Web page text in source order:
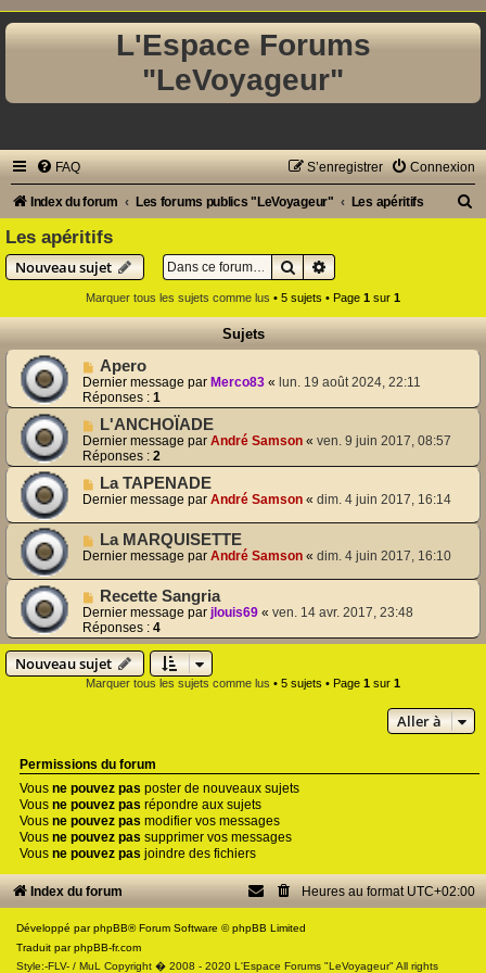
L'Espace Forums
"LeVoyageur"
FAQ Connexion
S’enregistrer
Index du forum Les forums publics "LeVoyageur" Les apéritifs
e
h
Les apéritifs
Nouveau sujet
RechercherRecherche avancée
Marquer tous les sujets comme lus • 5 sujets • Page 1 sur 1
Sujets
Apero
Dernier message par Merco83 « lun. 19 août 2024, 22:11
Réponses : 1
L'ANCHOÏADE
Dernier message par André Samson « ven. 9 juin 2017, 08:57
Réponses : 2
La TAPENADE
Dernier message par André Samson « dim. 4 juin 2017, 16:14
La MARQUISETTE
Dernier message par André Samson « dim. 4 juin 2017, 16:10
Recette Sangria
Dernier message par jlouis69 « ven. 14 avr. 2017, 23:48
Réponses : 4
Nouveau sujet
Marquer tous les sujets comme lus • 5 sujets • Page 1 sur 1
Aller à
Permissions du forum
Vous ne pouvez pas poster de nouveaux sujets
Vous ne pouvez pas répondre aux sujets
Vous ne pouvez pas modifier vos messages
Vous ne pouvez pas supprimer vos messages
Vous ne pouvez pas joindre des fichiers
Index du forum Heures au format UTC+02:00
Développé parphpBB® Forum Software © phpBB Limited
Traduit parphpBB-fr.com
Style:-FLV- / MuL Copyright � 2008 - 2020 L'Espace Forums "LeVoyageur" All rights